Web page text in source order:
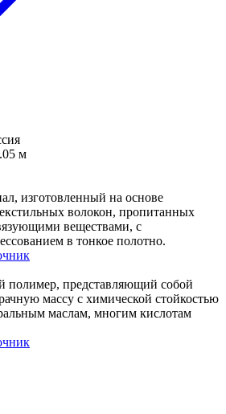
м
изготовленный на основе
волокон, пропитанных
веществами, с
в тонкое полотно.
полимер, представляющий собой
массу с химической стойкостью
маслам, многим кислотам